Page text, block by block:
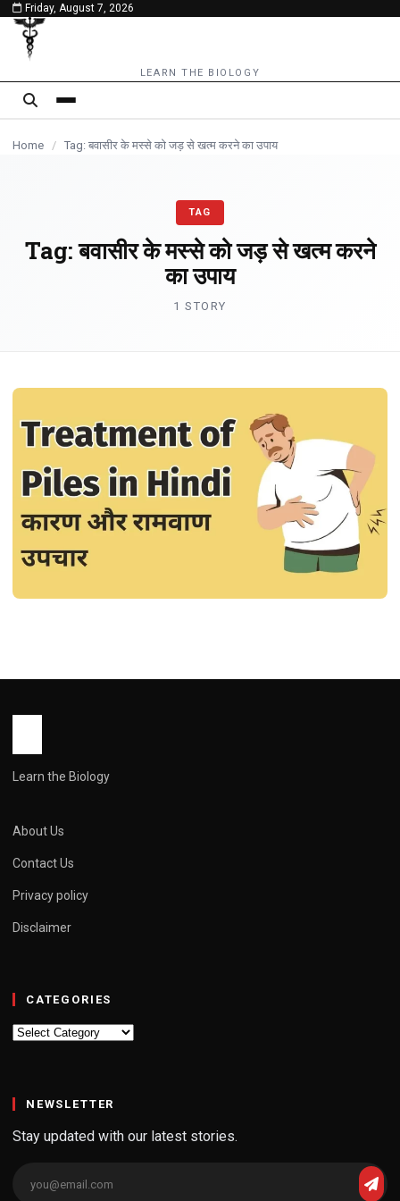
content
Friday, August 7, 2026
LEARN THE BIOLOGY
Home / Tag: बवासीर के मस्से को जड़ से खत्म करने का उपाय
TAG
Tag:बवासीर के मस्से को जड़ से खत्म करने
का उपाय
1 STORY
Learn the Biology
About Us
Contact Us
Privacy policy
Disclaimer
CATEGORIES
Categories
NEWSLETTER
Stay updated with our latest stories.